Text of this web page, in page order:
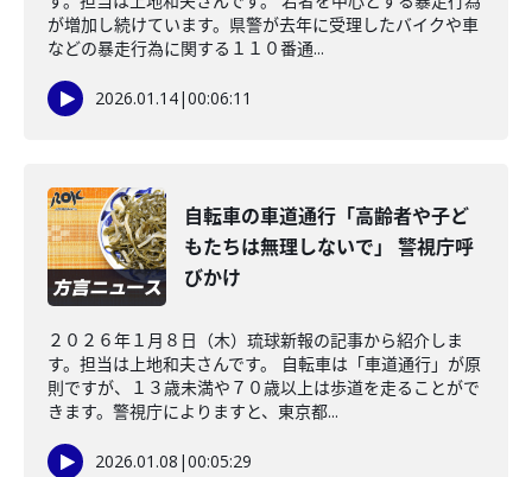
が増加し続けています。県警が去年に受理したバイクや車
などの暴走行為に関する１１０番通...
2026.01.14|00:06:11
自転車の車道通行「高齢者や子ど
もたちは無理しないで」 警視庁呼
びかけ
２０２６年１月８日（木）琉球新報の記事から紹介しま
す。担当は上地和夫さんです。 自転車は「車道通行」が原
則ですが、１３歳未満や７０歳以上は歩道を走ることがで
きます。警視庁によりますと、東京都...
2026.01.08 |00:05:29